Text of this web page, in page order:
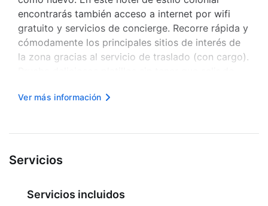
encontrarás también acceso a internet por wifi
gratuito y servicios de concierge. Recorre rápida y
cómodamente los principales sitios de interés de
la zona gracias al servicio de traslado (con cargo).
variado menú de servicio a la habitación
Ver más información
Servicios
Servicios incluidos